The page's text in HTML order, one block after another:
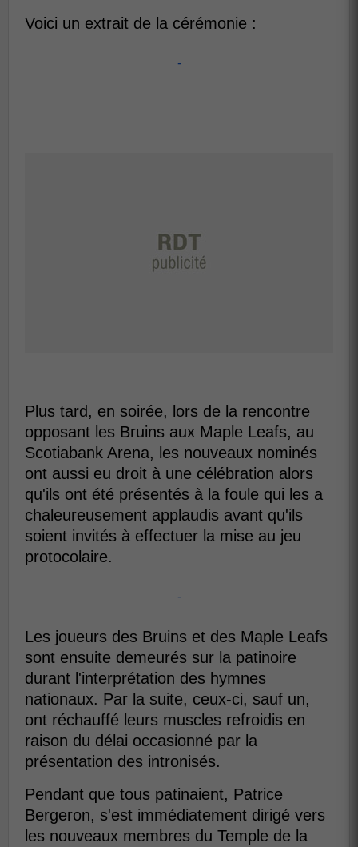
Voici un extrait de la cérémonie :
-
Plus tard, en soirée, lors de la rencontre
opposant les Bruins aux Maple Leafs, au
Scotiabank Arena, les nouveaux nominés
ont aussi eu droit à une célébration alors
qu'ils ont été présentés à la foule qui les a
chaleureusement applaudis avant qu'ils
soient invités à effectuer la mise au jeu
protocolaire.
-
Les joueurs des Bruins et des Maple Leafs
sont ensuite demeurés sur la patinoire
durant l'interprétation des hymnes
nationaux. Par la suite, ceux-ci, sauf un,
ont réchauffé leurs muscles refroidis en
raison du délai occasionné par la
présentation des intronisés.
Pendant que tous patinaient, Patrice
Bergeron, s'est immédiatement dirigé vers
les nouveaux membres du Temple de la